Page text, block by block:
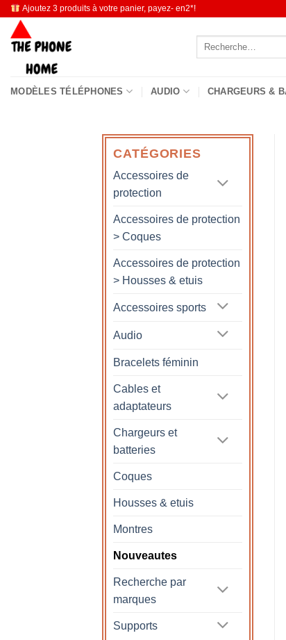
Passer
contenu
Ajoutez 3 produits à votre panier, payez- en2*!
Recherche
MODÈLES TÉLÉPHONES AUDIO CHARGEURS &
CATÉGORIES
Accessoires de
protection
Accessoires de protection
> Coques
Accessoires de protection
> Housses & etuis
Accessoires sports
Audio
Bracelets féminin
Cables et
adaptateurs
Chargeurs et
batteries
Coques
Housses & etuis
Montres
Nouveautes
Recherche par
marques
Supports